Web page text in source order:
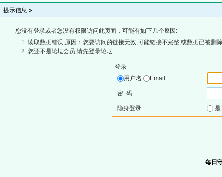
提示信息 »
您没有登录或者您没有权限访问此页面，可能有如下几个原因:
读取数据错误,原因：您要访问的链接无效,可能链接不完整,或数据已被删
您还不是论坛会员,请先登录论坛
登录
用户名
Email
密 码
隐身登录
每日